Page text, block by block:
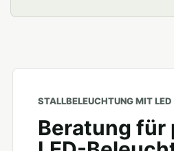
STALLBELEUCHTUNG MIT LED
Beratung für